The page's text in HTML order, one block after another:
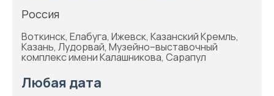
Россия
Воткинск, Елабуга, Ижевск, Казанский Кремль,
Казань, Лудорвай, Музейно–выставочный
комплекс имени Калашникова, Сарапул
Любая дата